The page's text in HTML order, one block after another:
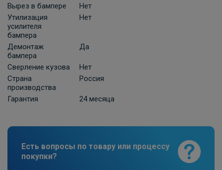
Вырез в бампере
Нет
Утилизация
усилителя
бампера
Нет
Демонтаж
бампера
Да
Сверление кузова
Нет
Страна
производства
Россия
Гарантия 24 месяца
Есть вопросы по товару или процессу
покупки?